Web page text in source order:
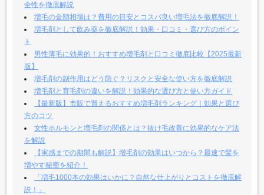
全性を徹底解説
増毛の金額相場は？費用の目安とコスパ良い増毛法を徹底解説！
増毛剤として飲み薬を徹底解説！効果・口コミ・選び方のポイン
ト
男性薄毛に効果的！おすすめ増毛剤と口コミ徹底比較【2025最新
版】
増毛剤の副作用はどう防ぐ？リスクと安全な使い方を徹底解説
増毛剤と育毛剤の違いを解説！効果的な選び方と使い方ガイド
【最新版】市販で買えるおすすめ増毛剤ランキング｜効果と選び
方のコツ
女性ホルモンと増毛剤の関係とは？抜け毛改善に効果的なケア法
を解説
【実感までの期間も解説】増毛剤の効果はいつから？最速で髪を
増やす秘密を紹介！
「増毛1000本の効果はいかに？自然な仕上がりとコストを徹底解
説！」